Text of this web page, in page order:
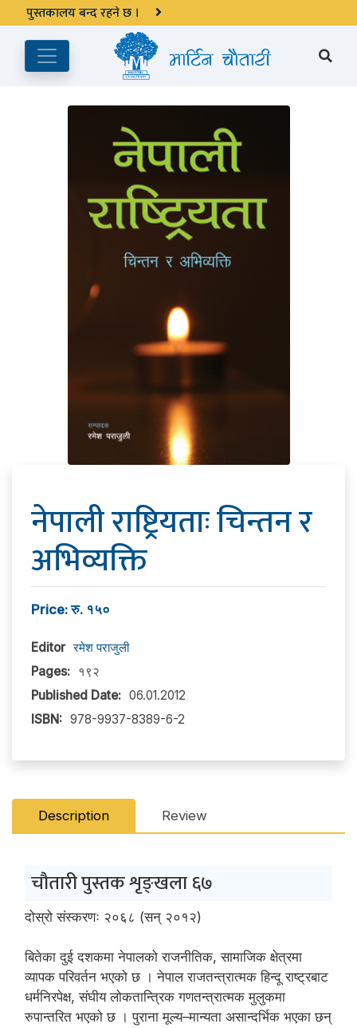
अङ्ग्रेजी महिनाको प्रत्येक दोस्रो र चौथो शुक्रबार मार्टिन चौतारी र यसको
पुस्तकालय बन्द रहने छ ।
नेपाली राष्ट्रियताः चिन्तन र
अभिव्यक्ति
Price: रु. १५०
Editor रमेश पराजुली
Pages: १९२
Published Date: 06.01.2012
ISBN: 978-9937-8389-6-2
Description Review
चौतारी पुस्तक शृङ्खला ६७
दोस्रो संस्करणः २०६८ (सन् २०१२)
बितेका दुई दशकमा नेपालको राजनीतिक, सामाजिक क्षेत्रमा
व्यापक परिवर्तन भएको छ । नेपाल राजतन्त्रात्मक हिन्दू राष्ट्रबाट
धर्मनिरपेक्ष, संघीय लोकतान्त्रिक गणतन्त्रात्मक मुलुकमा
रुपान्तरित भएको छ । पुराना मूल्य–मान्यता असान्दर्भिक भएका छन्